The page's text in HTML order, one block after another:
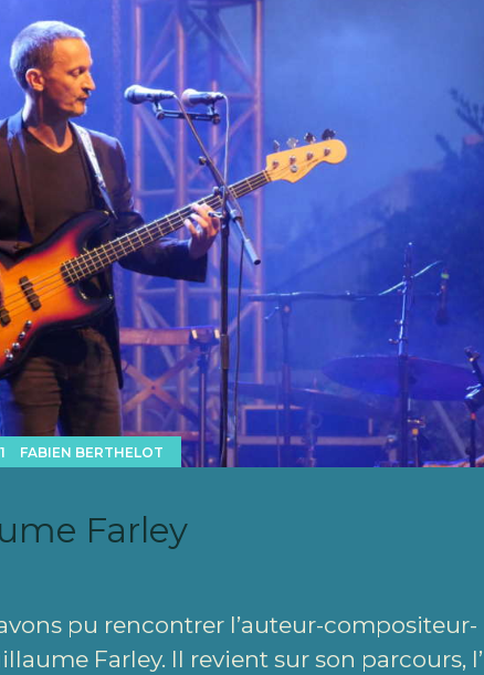
FABIEN BERTHELOT
Farley
pu rencontrer l’auteur-compositeur-
Farley. Il revient sur son parcours, l’